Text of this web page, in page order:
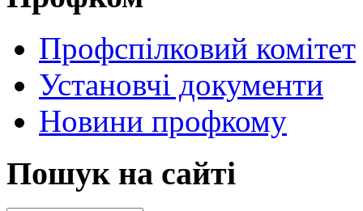
Профспілковий комітет
Установчі документи
Новини профкому
Пошук на сайті